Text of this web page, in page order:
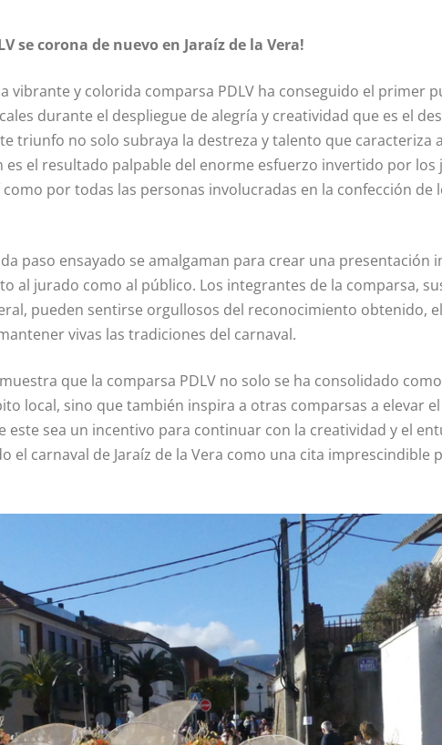
se corona de nuevo en Jaraíz de la Vera!
vibrante y colorida comparsa PDLV ha conseguido el primer
durante el despliegue de alegría y creatividad que es el
triunfo no solo subraya la destreza y talento que caracteriza
el resultado palpable del enorme esfuerzo invertido por los
por todas las personas involucradas en la confección de
paso ensayado se amalgaman para crear una presentación
al jurado como al público. Los integrantes de la comparsa,
pueden sentirse orgullosos del reconocimiento obtenido,
vivas las tradiciones del carnaval.
que la comparsa PDLV no solo se ha consolidado
local, sino que también inspira a otras comparsas a elevar el
este sea un incentivo para continuar con la creatividad y el
el carnaval de Jaraíz de la Vera como una cita imprescindible